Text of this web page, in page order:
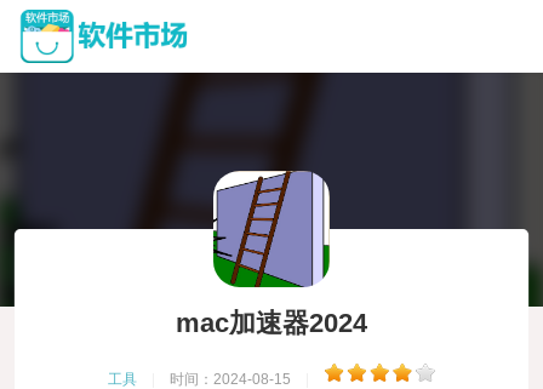
mac加速器2024
工具 时间：2024-08-15